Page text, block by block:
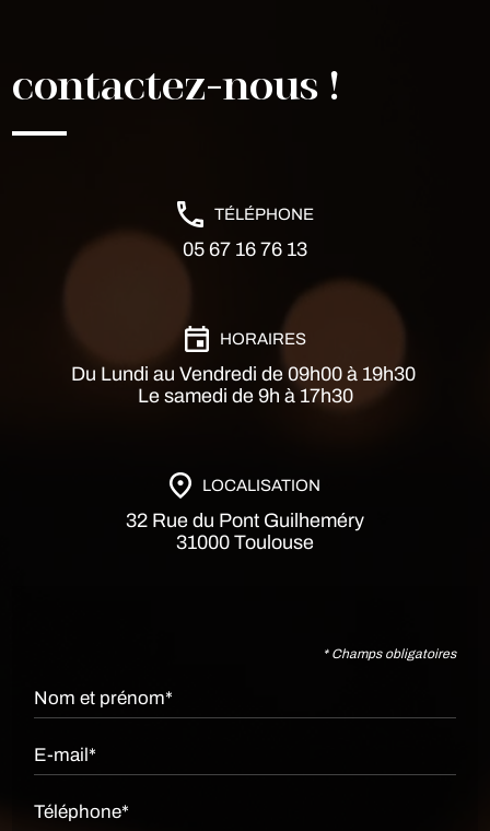
contactez-nous !
TÉLÉPHONE
05 67 16 76 13
HORAIRES
Du Lundi au Vendredi de 09h00 à 19h30
Le samedi de 9h à 17h30
LOCALISATION
32 Rue du Pont Guilheméry
31000 Toulouse
* Champs obligatoires
Nom et prénom*
E-mail*
Téléphone*